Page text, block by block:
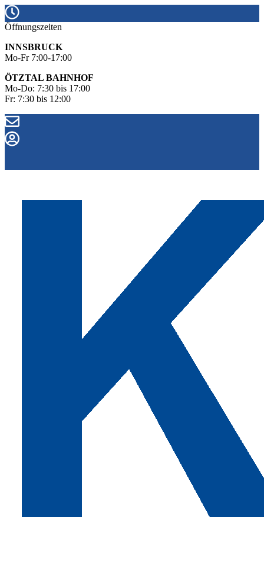
Öffnungszeiten
INNSBRUCK
Mo-Fr 7:00-17:00
ÖTZTAL BAHNHOF
Mo-Do: 7:30 bis 17:00
Fr: 7:30 bis 12:00